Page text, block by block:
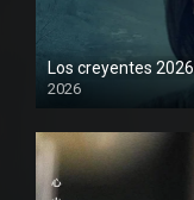
Los creyentes 2026
2026
1080P